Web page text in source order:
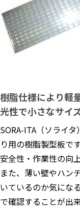
樹脂仕様により軽
光性で小さなサイ
SORA-ITA（ソライ
り用の樹脂製型板で
安全性・作業性の向
また、薄い壁やハン
いているのか気にな
で確認することが出来